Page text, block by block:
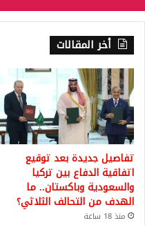
أخر المقالات
تفاصيل جديدة بعد توقيع
اتفاقية الدفاع بين تركيا
والسعودية وباكستان.. ما
الهدف من التحالف الثلاثي؟
منذ 18 ساعة